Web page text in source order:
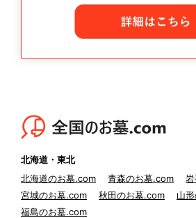
北海道・東北
北海道のお墓.com
青森のお墓.com
宮城のお墓.com
秋田のお墓.com
山
福島のお墓.com